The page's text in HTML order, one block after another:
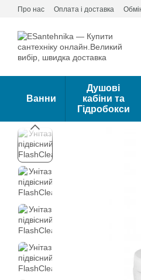
Перейти до основного контенту
Про нас Оплата і доставка
Ванни
Душові
кабіни та
Гідробокси